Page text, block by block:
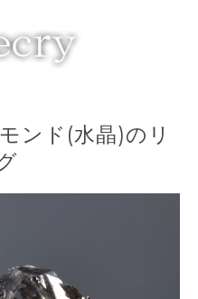
ンド(水晶)のリ